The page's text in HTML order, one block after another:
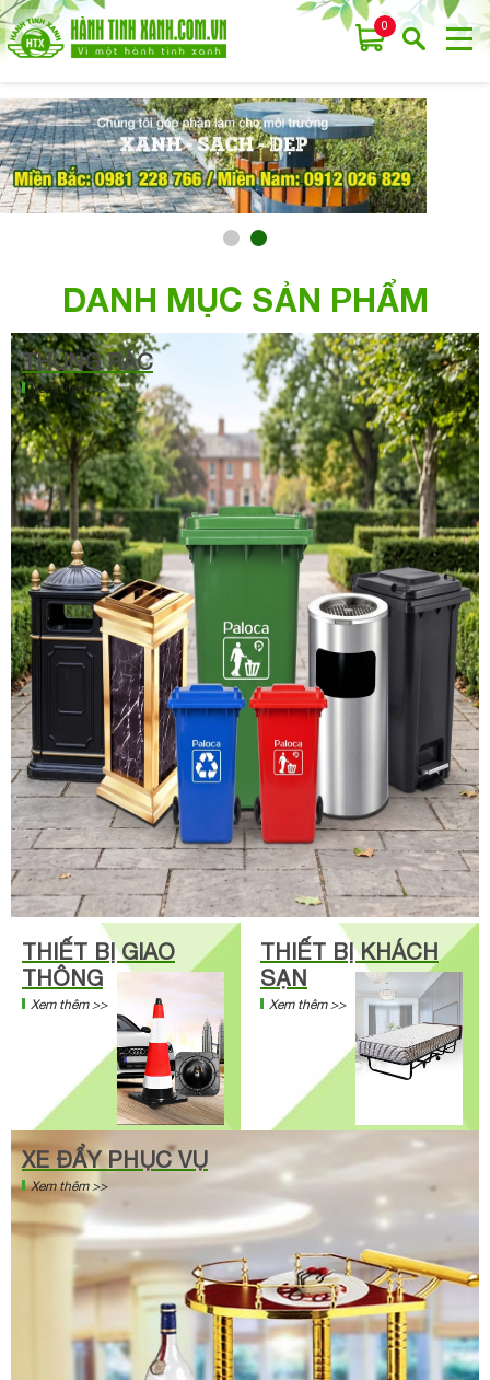
0
DANH MỤC SẢN PHẨM
THÙNG RÁC
Xem thêm >>
THIẾT BỊ GIAO
THÔNG
Xem thêm >>
THIẾT BỊ KHÁCH
SẠN
Xem thêm >>
XE ĐẨY PHỤC VỤ
Xem thêm >>